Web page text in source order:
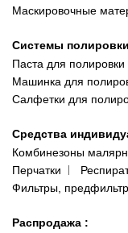
Маскировочные
Системы полировки
Паста для полировки
Машинка для
Салфетки для
Средства
Комбинезоны
Перчатки
Фильтры,
Распродажа :